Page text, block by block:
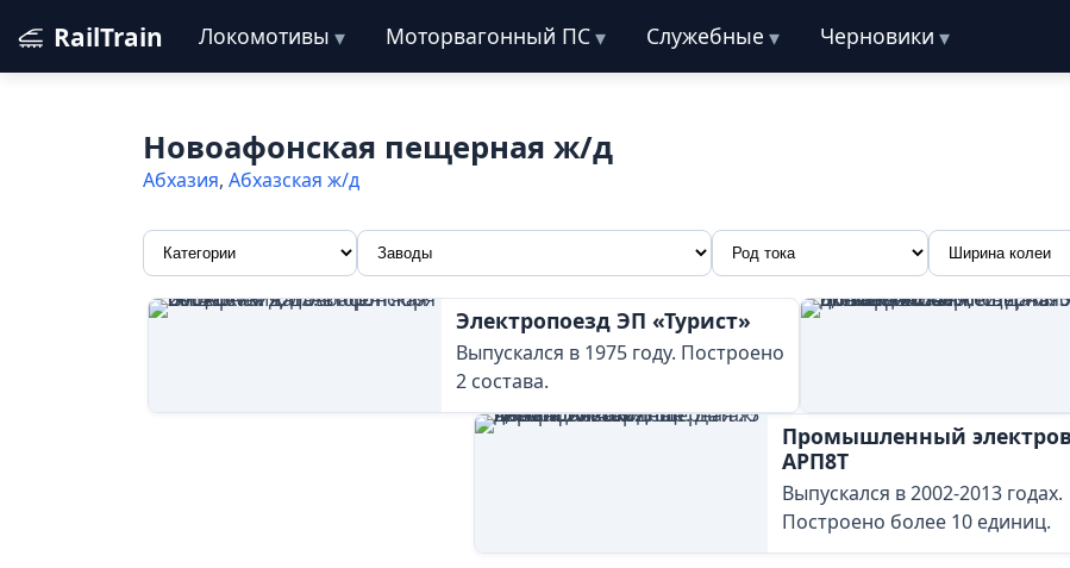
RailTrain Локомотивы Моторвагонный ПС Служебные Черновики
Новоафонская пещерная ж/д
Абхазия, Абхазская ж/д
Электропоезд ЭП «Турист»
Выпускался в 1975 году. Построено
2 состава.
Промышленный
АРП8Т
Выпускался в 2002-2013 годах.
Построено более 10 единиц.